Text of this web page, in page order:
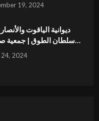
19, 2024
ديوانية الياقوت
سلطان الطوق | جمعية
2024